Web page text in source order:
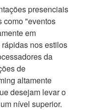
presenciais
como "eventos
em
nos estilos
da
de
altamente
desejam levar o
nível superior.